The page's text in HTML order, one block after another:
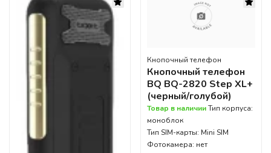
Кнопочный телефон
Кнопочный телефон
BQ BQ-2820 Step XL+
(черный/голубой)
Товар в наличииТип корпуса:
моноблок
Тип SIM-карты: Mini SIM
Фотокамера: нет